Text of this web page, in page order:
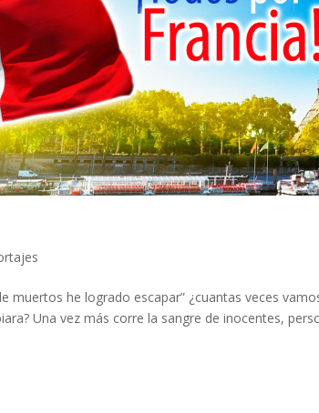
muertos he logrado escapar” ¿cuantas veces
Una vez más corre la sangre de inocentes,